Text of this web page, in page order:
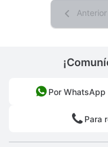
Anterior
Por WhatsApp
Para